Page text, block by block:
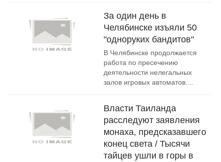
За один день в
Челябинске изъяли 50
"одноруких бандитов"
В Челябинске продолжается
работа по пресечению
деятельности нелегальных
залов игровых автоматов....
Власти Таиланда
расследуют заявления
монаха, предсказавшего
конец света / Тысячи
тайцев ушли в горы в